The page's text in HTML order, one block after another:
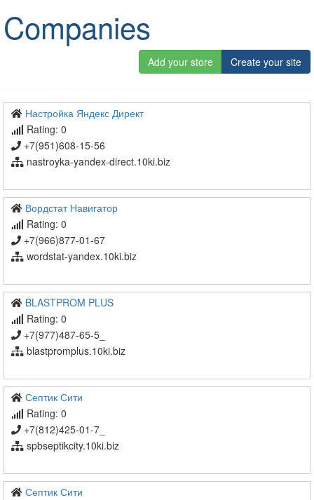
Companies
Add your store Create your site
Настройка Яндекс Директ
Rating: 0
+7(951)608-15-56
nastroyka-yandex-direct.10ki.biz
Вордстат Навигатор
Rating: 0
+7(966)877-01-67
wordstat-yandex.10ki.biz
BLASTPROM PLUS
Rating: 0
+7(977)487-65-5_
blastpromplus.10ki.biz
Септик Сити
Rating: 0
+7(812)425-01-7_
spbseptikcity.10ki.biz
Септик Сити